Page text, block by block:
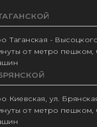
Таганская -
от метро пешком,
Киевская, ул.
от метро пешком,